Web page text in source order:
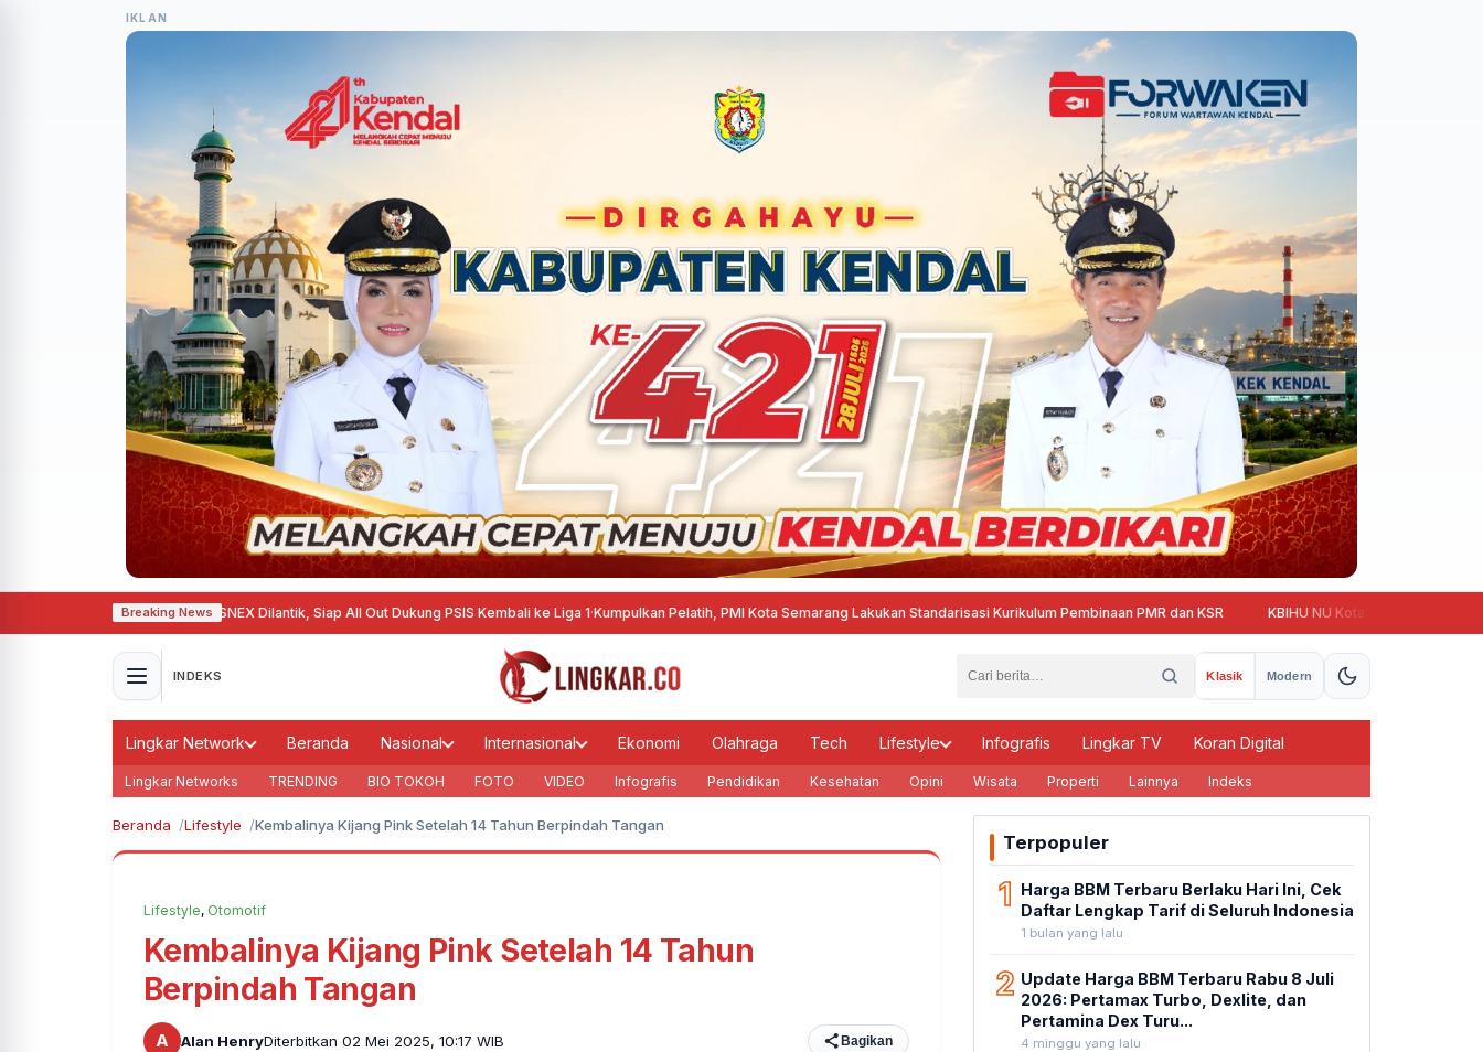
IKLAN
Breaking News
21 Tahun 2027·SNEX Dilantik, Siap All Out Dukung PSIS Kembali ke Liga 1·Kumpulkan Pelatih, PMI Kota Semarang Lakukan Standarisasi Kurikulum Pembinaan PMR dan KSR KBIHU NU Kota Semarang Mulai Buka
INDEKS Klasik Modern
Lingkar Network Beranda Nasional Internasional Ekonomi Olahraga Tech Lifestyle Infografis Lingkar TV Koran Digital
Lingkar Networks TRENDING BIO TOKOH FOTO VIDEO Infografis Pendidikan Kesehatan Opini Wisata Properti Lainnya Indeks
Beranda Lifestyle Kembalinya Kijang Pink Setelah 14 Tahun Berpindah Tangan
Lifestyle, Otomotif
Kembalinya Kijang Pink Setelah 14 Tahun
Berpindah Tangan
A Alan HenryDiterbitkan 02 Mei 2025, 10:17 WIB Bagikan
Terpopuler
1 Harga BBM Terbaru Berlaku Hari Ini, Cek
Daftar Lengkap Tarif di Seluruh Indonesia
1 bulan yang lalu
2 Update Harga BBM Terbaru Rabu 8 Juli
2026: Pertamax Turbo, Dexlite, dan
Pertamina Dex Turu...
4 minggu yang lalu